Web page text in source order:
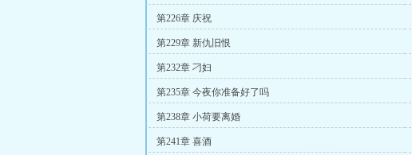
第226章 庆祝
第229章 新仇旧恨
第232章 刁妇
第235章 今夜你准备好了吗
第238章 小荷要离婚
第241章 喜酒